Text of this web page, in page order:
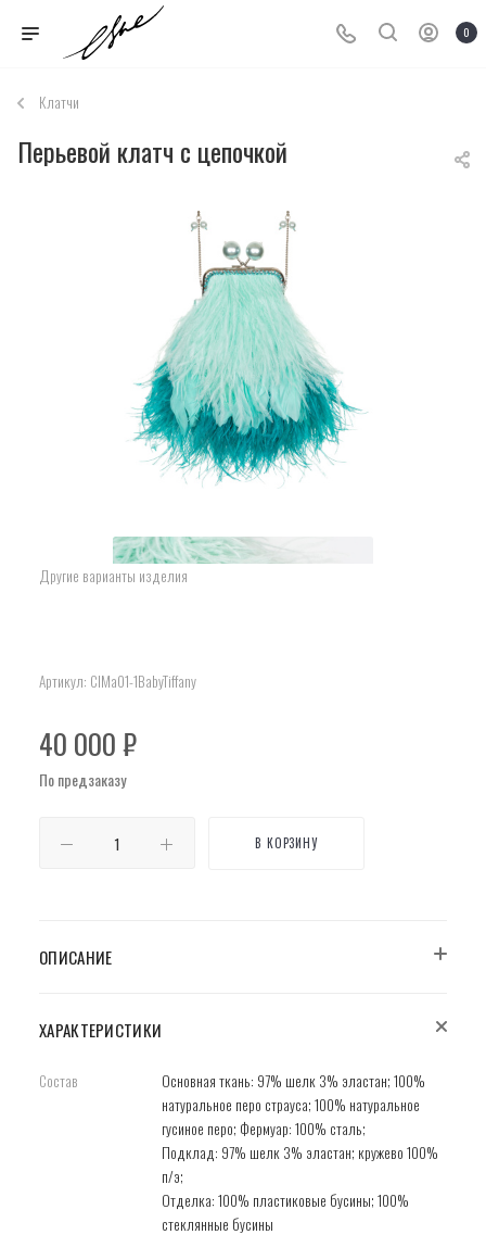
0
Клатчи
Перьевой клатч с цепочкой
Другие варианты изделия
Артикул: ClMa01-1BabyTiffany
40 000₽
По предзаказу
В КОРЗИНУ
ОПИСАНИЕ
ХАРАКТЕРИСТИКИ
Состав
Основная ткань: 97% шелк 3% эластан; 100%
натуральное перо страуса; 100% натуральное
гусиное перо; Фермуар: 100% сталь;
Подклад: 97% шелк 3% эластан; кружево 100%
п/э;
Отделка: 100% пластиковые бусины; 100%
cтеклянные бусины